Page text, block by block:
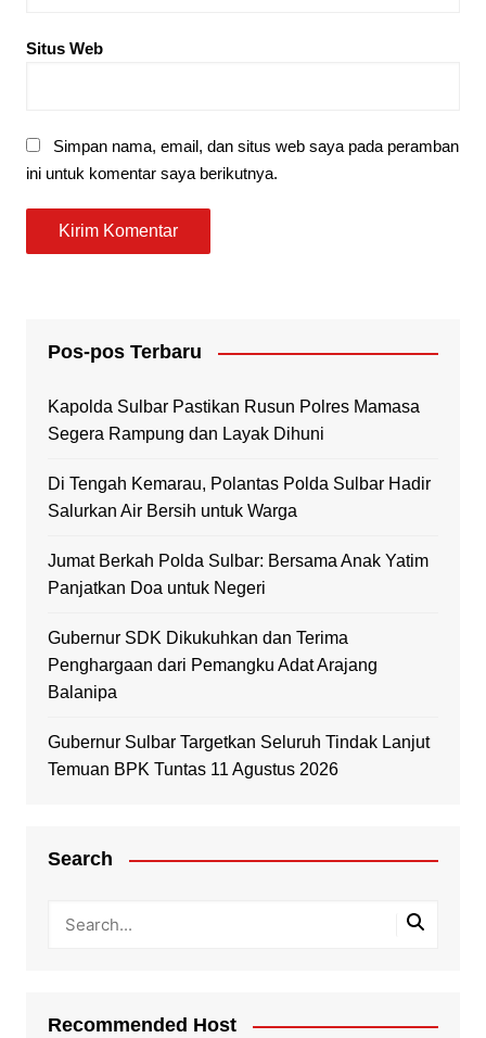
Situs Web
Simpan nama, email, dan situs web saya pada peramban
ini untuk komentar saya berikutnya.
Pos-pos Terbaru
Kapolda Sulbar Pastikan Rusun Polres Mamasa
Segera Rampung dan Layak Dihuni
Di Tengah Kemarau, Polantas Polda Sulbar Hadir
Salurkan Air Bersih untuk Warga
Jumat Berkah Polda Sulbar: Bersama Anak Yatim
Panjatkan Doa untuk Negeri
Gubernur SDK Dikukuhkan dan Terima
Penghargaan dari Pemangku Adat Arajang
Balanipa
Gubernur Sulbar Targetkan Seluruh Tindak Lanjut
Temuan BPK Tuntas 11 Agustus 2026
Search
Recommended Host